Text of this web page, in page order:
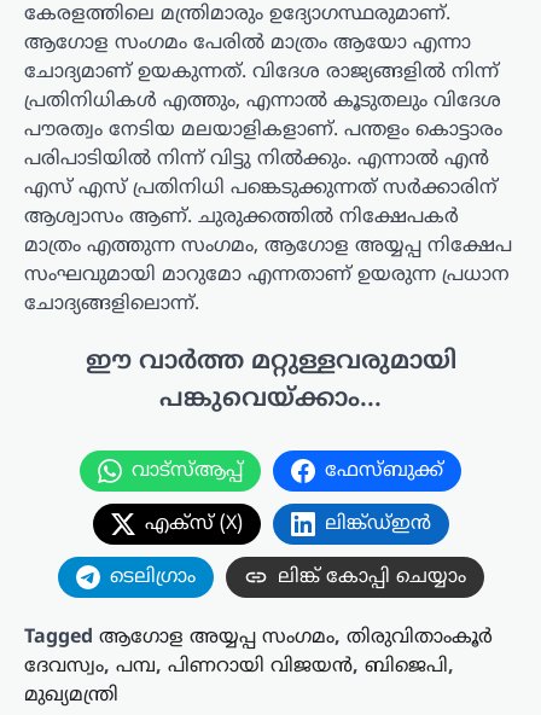
കേരളത്തിലെ മന്ത്രിമാരും ഉദ്യോഗസ്ഥരുമാണ്.
ആഗോള സംഗമം പേരിൽ മാത്രം ആയോ എന്നാ
ചോദ്യമാണ് ഉയകുന്നത്. വിദേശ രാജ്യങ്ങളിൽ നിന്ന്
പ്രതിനിധികൾ എത്തും, എന്നാൽ കൂടുതലും വിദേശ
പൗരത്വം നേടിയ മലയാളികളാണ്. പന്തളം കൊട്ടാരം
പരിപാടിയിൽ നിന്ന് വിട്ടു നിൽക്കും. എന്നാൽ എൻ
എസ് എസ് പ്രതിനിധി പങ്കെടുക്കുന്നത് സർക്കാരിന്
ആശ്വാസം ആണ്. ചുരുക്കത്തിൽ നിക്ഷേപകർ
മാത്രം എത്തുന്ന സംഗമം, ആഗോള അയ്യപ്പ നിക്ഷേപ
സംഘവുമായി മാറുമോ എന്നതാണ് ഉയരുന്ന പ്രധാന
ചോദ്യങ്ങളിലൊന്ന്.
ഈ വാർത്ത മറ്റുള്ളവരുമായി
പങ്കുവെയ്ക്കാം...
വാട്സ്ആപ്പ് ഫേസ്ബുക്ക്
എക്സ് (X) ലിങ്ക്ഡ്ഇൻ
ടെലിഗ്രാം ലിങ്ക് കോപ്പി ചെയ്യാം
Tagged ആ​ഗോള അയ്യപ്പ സം​ഗമം, തിരുവിതാംകൂർ
ദേവസ്വം, പമ്പ, പിണറായി വിജയൻ, ബിജെപി,
മുഖ്യമന്ത്രി